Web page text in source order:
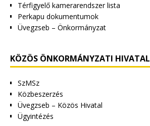
Térfigyelő kamerarendszer lista
Perkapu dokumentumok
Üvegzseb – Önkormányzat
KÖZÖS ÖNKORMÁNYZATI HIVATAL
SzMSz
Közbeszerzés
Üvegzseb – Közös Hivatal
Ügyintézés